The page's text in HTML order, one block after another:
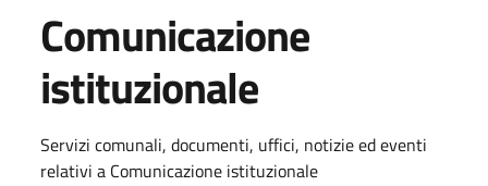
Comunicazione
istituzionale
Dettagli della notizia
Servizi comunali, documenti, uffici, notizie ed eventi
relativi a Comunicazione istituzionale